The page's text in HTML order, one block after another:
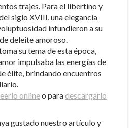
trajes. Para el libertino y
siglo XVIII, una elegancia
infundieron a su
deleite amoroso.
su tema de esta época,
impulsaba las energías de
élite, brindando encuentros
onlineo para descargarlo
gustado nuestro artículo y